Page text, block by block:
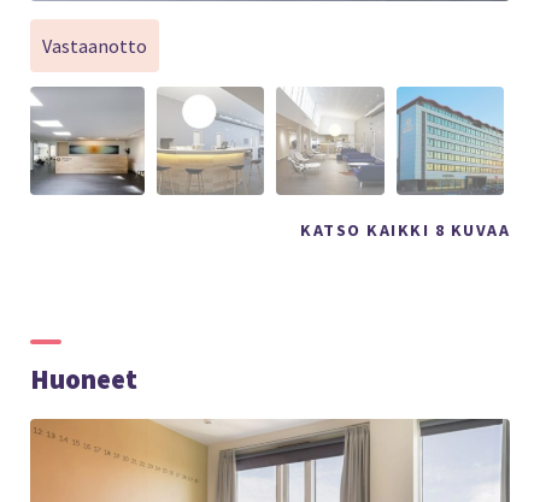
KATSO KAIKKI 8 KUVAA
Vastaanotto
Huoneet